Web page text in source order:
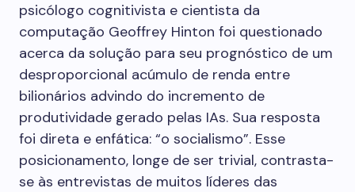
psicólogo cognitivista e cientista da
computação Geoffrey Hinton foi questionado
acerca da solução para seu prognóstico de um
desproporcional acúmulo de renda entre
bilionários advindo do incremento de
produtividade gerado pelas IAs. Sua resposta
foi direta e enfática: “o socialismo”. Esse
posicionamento, longe de ser trivial, contrasta-
se às entrevistas de muitos líderes das